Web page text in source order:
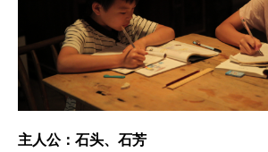
主人公：石头、石芳